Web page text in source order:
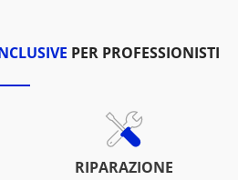
PER PROFESSIONISTI
RIPARAZIONE